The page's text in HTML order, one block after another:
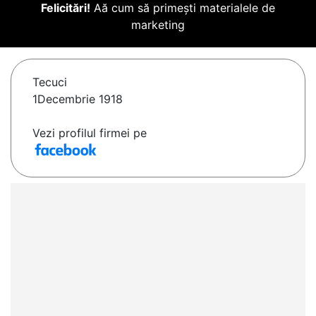
Felicitări! Aă cum să primești materialele de
marketing
Tecuci
1Decembrie 1918
Vezi profilul firmei pe